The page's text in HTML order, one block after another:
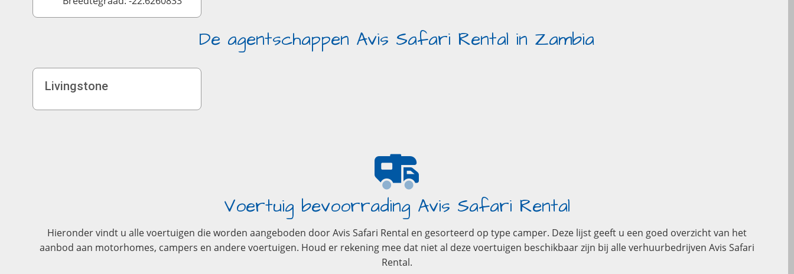
De agentschappen Avis Safari Rental in Zambia
Livingstone
Voertuig bevoorrading Avis Safari Rental
Hieronder vindt u alle voertuigen die worden aangeboden door Avis Safari Rental en gesorteerd op type camper. Deze lijst geeft u een goed overzicht van het
aanbod aan motorhomes, campers en andere voertuigen. Houd er rekening mee dat niet al deze voertuigen beschikbaar zijn bij alle verhuurbedrijven Avis Safari
Rental.